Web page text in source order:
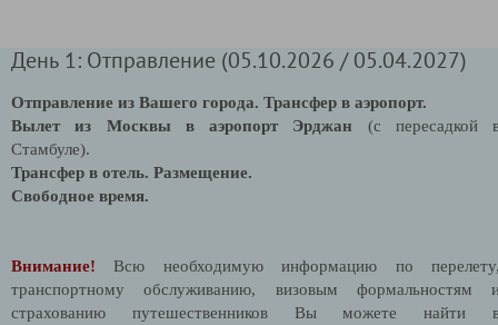
День 1: Отправление (05.10.2026 / 05.04.2027)
Отправление из Вашего города. Трансфер в аэропорт.
Вылет из Москвы в аэропорт Эрджан (с пересадкой
Стамбуле).
Трансфер в отель. Размещение.
Свободное время.
Внимание! Всю необходимую информацию по
транспортному обслуживанию, визовым формальностям
страхованию путешественников Вы можете найти